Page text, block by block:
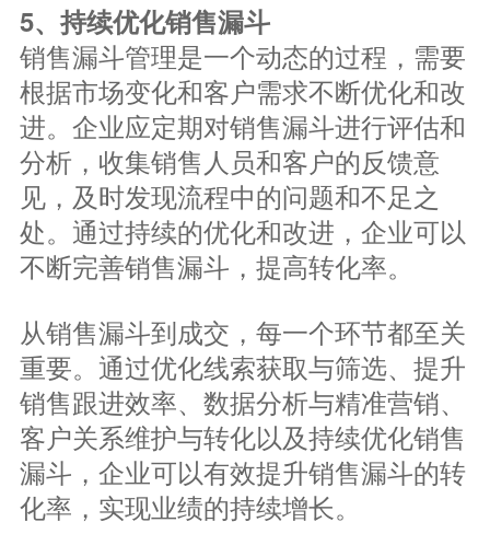
5、持续优化销售漏斗
销售漏斗管理是一个动态的过程，需要
根据市场变化和客户需求不断优化和改
进。企业应定期对销售漏斗进行评估和
分析，收集销售人员和客户的反馈意
见，及时发现流程中的问题和不足之
处。通过持续的优化和改进，企业可以
不断完善销售漏斗，提高转化率。
从销售漏斗到成交，每一个环节都至关
重要。通过优化线索获取与筛选、提升
销售跟进效率、数据分析与精准营销、
客户关系维护与转化以及持续优化销售
漏斗，企业可以有效提升销售漏斗的转
化率，实现业绩的持续增长。